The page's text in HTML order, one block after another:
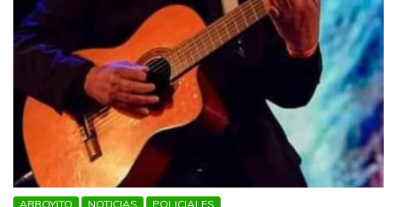
ARROYITO NOTICIAS POLICIALES